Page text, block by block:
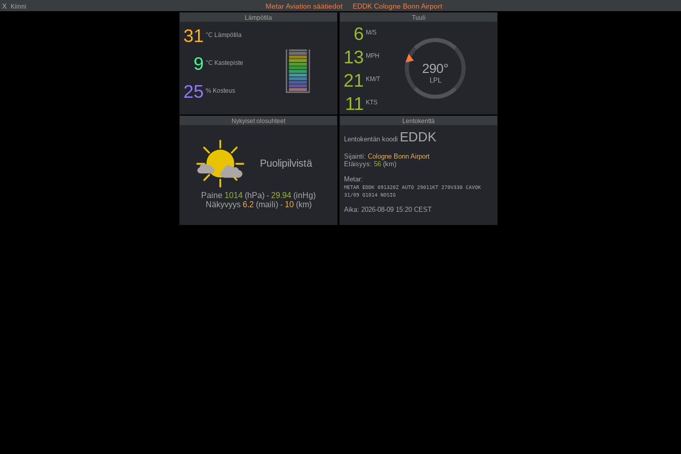
X Kiinni Metar Aviation säätiedot EDDK Cologne Bonn Airport
Lämpötila
31 °C Lämpötila
9 °C Kastepiste
25 % Kosteus
Tuuli
6 M/S
13 MPH
21 KM/T
11 KTS
290°
LPL
Nykyiset olosuhteet
Puolipilvistä
Paine 1014 (hPa) - 29.94 (inHg)
Näkyvyys 6.2 (maili) - 10 (km)
Lentokenttä
Lentokentän koodi EDDK
Sijainti: Cologne Bonn Airport
Etäisyys: 56 (km)
Metar:
METAR EDDK 091320Z AUTO 29011KT 270V330 CAVOK
31/09 Q1014 NOSIG
Aika: 2026-08-09 15:20 CEST